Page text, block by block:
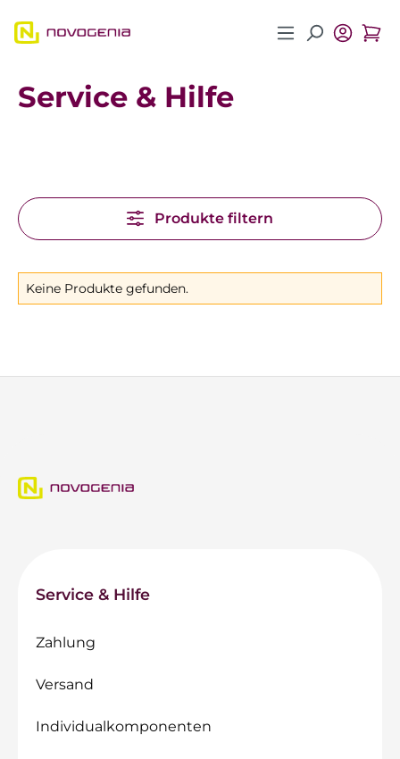
Zum Hauptinhalt springen
Service & Hilfe
Produkte filtern
Keine Produkte gefunden.
Service & Hilfe
Zahlung
Versand
Individualkomponenten